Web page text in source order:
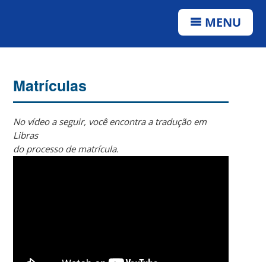
MENU
Matrículas
No vídeo a seguir, você encontra a tradução em
Libras
do processo de matrícula.